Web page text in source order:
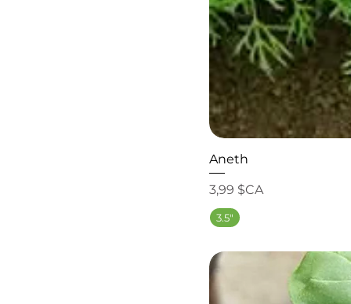
Aneth
Prix
3,99 $CA
3.5"